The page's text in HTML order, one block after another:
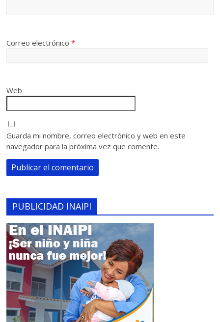
Correo electrónico*
Web
Guarda mi nombre, correo electrónico y web en este
navegador para la próxima vez que comente.
PUBLICIDAD INAIPI